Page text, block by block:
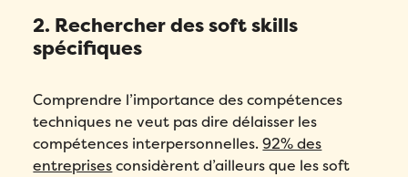
2. Rechercher des soft skills
spécifiques
Comprendre l’importance des compétences
techniques ne veut pas dire délaisser les
compétences interpersonnelles.92% des
entreprisesconsidèrent d’ailleurs que les soft